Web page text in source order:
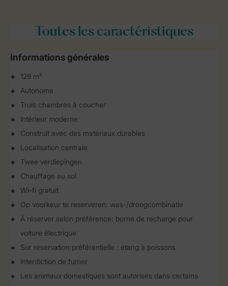
Toutesles caractéristiques
Informations générales
128 m²
Autonome
Trois chambres à coucher
Intérieur moderne
Construit avec des matériaux durables
Localisation centrale
Twee verdiepingen
Chauffage au sol
Wi-fi gratuit
Op voorkeur te reserveren: was-/droogcombinatie
À réserver selon préférence: borne de recharge pour
voiture électrique
Sur réservation préférentielle : étang à poissons
Interdiction de fumer
Les animaux domestiques sont autorisés dans certains